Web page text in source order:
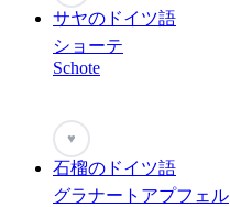
サヤのドイツ語
ショーテ
Schote
♥
石榴のドイツ語
グラナートアプフェル